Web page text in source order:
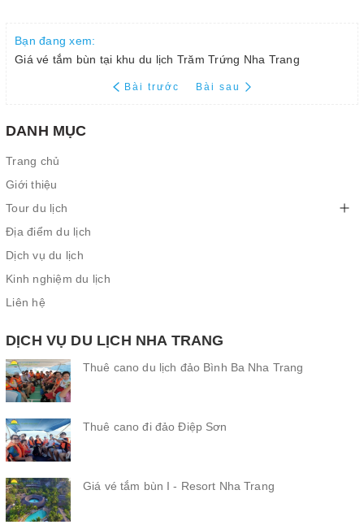
Bạn đang xem:
Giá vé tắm bùn tại khu du lịch Trăm Trứng Nha Trang
Bài trước Bài sau
DANH MỤC
Trang chủ
Giới thiệu
Tour du lịch
Địa điểm du lịch
Dịch vụ du lịch
Kinh nghiệm du lịch
Liên hệ
DỊCH VỤ DU LỊCH NHA TRANG
Thuê cano du lịch đảo Bình Ba Nha Trang
Thuê cano đi đảo Điệp Sơn
Giá vé tắm bùn I - Resort Nha Trang